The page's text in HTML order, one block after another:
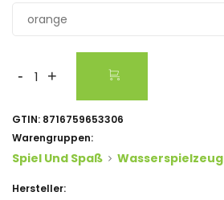
orange
- +
GTIN: 8716759653306
Warengruppen:
Spiel Und Spaß Wasserspielzeug
Hersteller: